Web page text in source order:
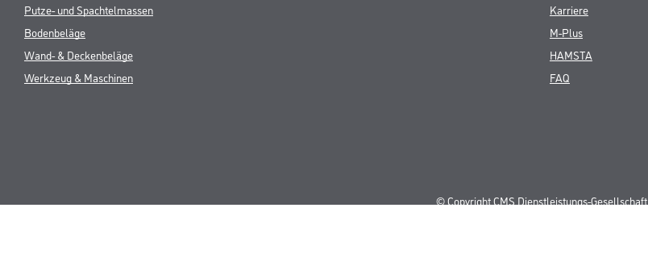
Putze- und Spachtelmassen
Bodenbeläge
Wand- & Deckenbeläge
Werkzeug & Maschinen
Karriere
M-Plus
HAMSTA
FAQ
© Copyright CMS Dienstleistungs-Gesellschaft